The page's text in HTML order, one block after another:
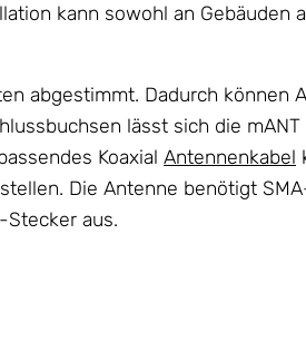
kann sowohl an Gebäuden
abgestimmt. Dadurch können
lässt sich die
Koaxial Antennenkabel
Die Antenne benötigt
Stecker aus.